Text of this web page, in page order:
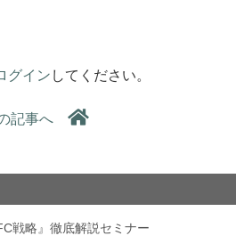
グイン してください。
記事へ
戦略』徹底解説セミナー